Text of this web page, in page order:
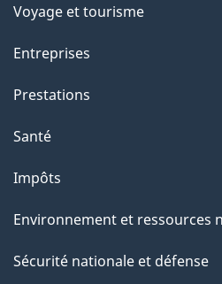
Voyage et tourisme
Entreprises
Prestations
Santé
Impôts
Environnement et ressources
Sécurité nationale et défense